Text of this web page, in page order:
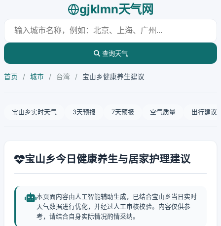
gjklmn天气网
查询天气
首页 / 城市 / 台湾 / 宝山乡健康养生建议
宝山乡实时天气 3天预报 7天预报 空气质量 出行建议
宝山乡今日健康养生与居家护理建议
本页面内容由人工智能辅助生成，已结合宝山乡当日实时
天气数据进行优化，并经过人工审核校验。内容仅供参
考，请结合自身实际情况酌情采纳。